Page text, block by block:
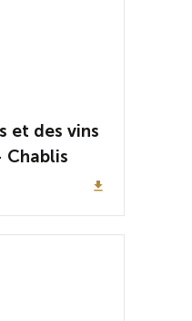
et des vins
Chablis
file_download